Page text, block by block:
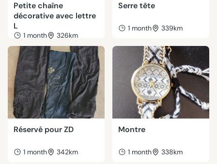
Petite chaîne
décorative avec lettre
L
1 month 326km
Serre tête
1 month 339km
Réservé pour ZD
1 month 342km
Montre
1 month 338km